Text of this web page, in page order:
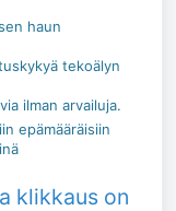
haun
tekoälyn
ilman arvailuja.
epämääräisiin
klikkaus on